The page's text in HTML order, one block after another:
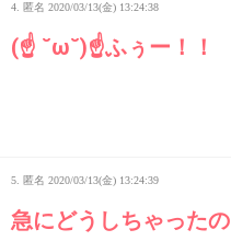
4. 匿名 2020/03/13(金) 13:24:38
(☝ ˘ω˘)☝ふぅー！！
5. 匿名 2020/03/13(金) 13:24:39
急にどうしちゃったの